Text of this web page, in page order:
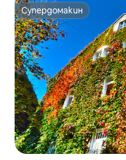
Супердомакин
Супердомакин